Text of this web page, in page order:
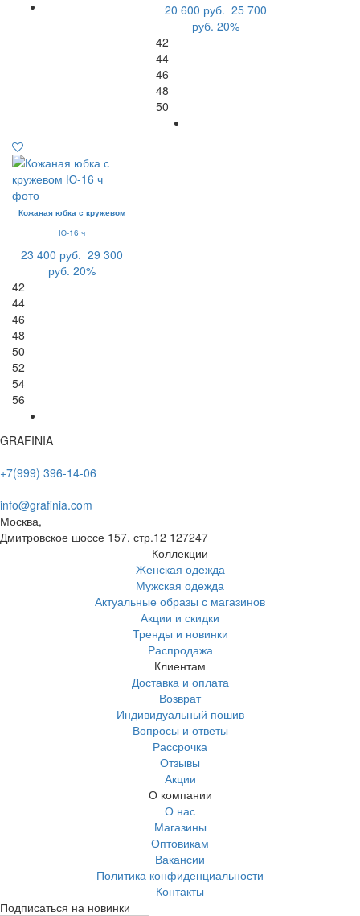
20 600 руб. 25 700
руб. 20%
42
44
46
48
50
Кожаная юбка с кружевом
Ю-16 ч
23 400 руб. 29 300
руб. 20%
42
44
46
48
50
52
54
56
GRAFINIA
+7(999) 396-14-06
info@grafinia.com
Москва,
Дмитровское шоссе 157, стр.12 127247
Коллекции
Женская одежда
Мужская одежда
Актуальные образы с магазинов
Акции и скидки
Тренды и новинки
Распродажа
Клиентам
Доставка и оплата
Возврат
Индивидуальный пошив
Вопросы и ответы
Рассрочка
Отзывы
Акции
О компании
О нас
Магазины
Оптовикам
Вакансии
Политика конфиденциальности
Контакты
Подписаться на новинки